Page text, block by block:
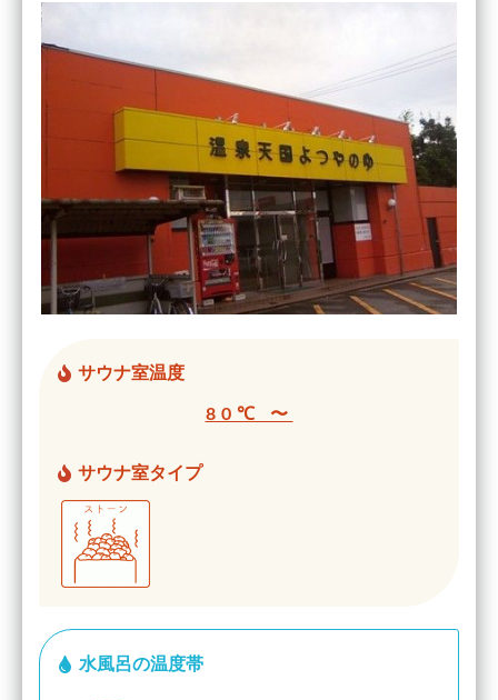
サウナ室温度
80℃ 〜
サウナ室タイプ
水風呂の温度帯